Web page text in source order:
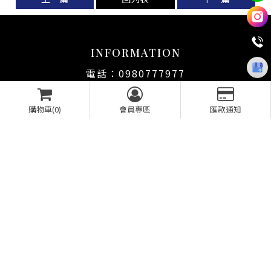
購物車(0) 會員專區 匯款通知
INFORMATION
0980777977
line ID : @310spsxf
ss-coating@ss-coating.com